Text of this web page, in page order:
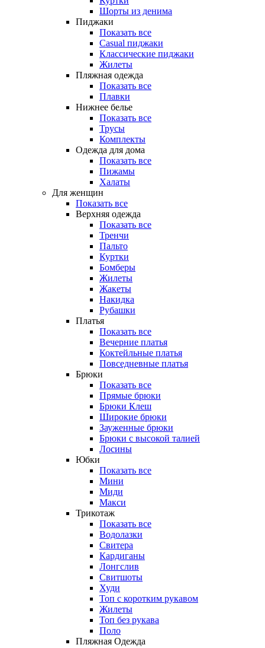
Шорты из денима
Пиджаки
Показать все
Casual пиджаки
Классические пиджаки
Жилеты
Пляжная одежда
Показать все
Плавки
Нижнее белье
Показать все
Трусы
Комплекты
Одежда для дома
Показать все
Пижамы
Халаты
Для женщин
Показать все
Верхняя одежда
Показать все
Тренчи
Пальто
Куртки
Бомберы
Жилеты
Жакеты
Накидка
Рубашки
Платья
Показать все
Вечерние платья
Коктейльные платья
Повседневные платья
Брюки
Показать все
Прямые брюки
Брюки Клеш
Широкие брюки
Зауженные брюки
Брюки с высокой талией
Лосины
Юбки
Показать все
Мини
Миди
Макси
Трикотаж
Показать все
Водолазки
Свитера
Кардиганы
Лонгслив
Свитшоты
Худи
Топ с коротким рукавом
Жилеты
Топ без рукава
Поло
Пляжная Одежда